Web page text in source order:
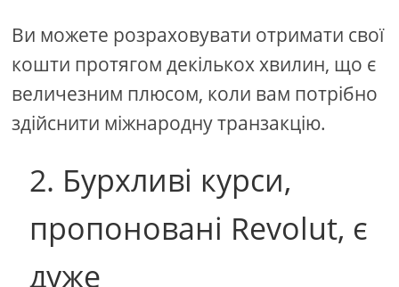
Ви можете розраховувати отримати свої
кошти протягом декількох хвилин, що є
величезним плюсом, коли вам потрібно
здійснити міжнародну транзакцію.
2. Бурхливі курси,
пропоновані Revolut, є
дуже